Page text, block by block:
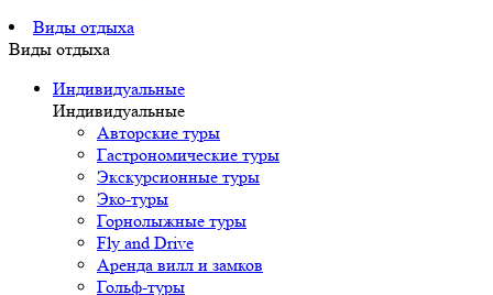
Виды отдыха
Виды отдыха
Индивидуальные
Индивидуальные
Авторские туры
Гастрономические туры
Экскурсионные туры
Эко-туры
Горнолыжные туры
Fly and Drive
Аренда вилл и замков
Гольф-туры